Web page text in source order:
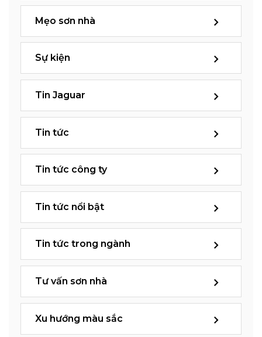
Mẹo sơn nhà
Sự kiện
Tin Jaguar
Tin tức
Tin tức công ty
Tin tức nổi bật
Tin tức trong ngành
Tư vấn sơn nhà
Xu hướng màu sắc